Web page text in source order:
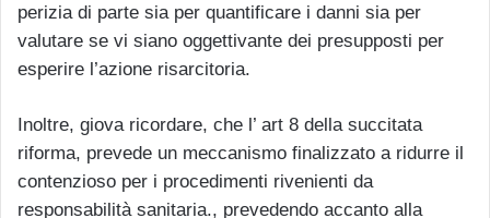
perizia di parte sia per quantificare i danni sia per
valutare se vi siano oggettivante dei presupposti per
esperire l’azione risarcitoria.
Inoltre, giova ricordare, che l’ art 8 della succitata
riforma, prevede un meccanismo finalizzato a ridurre il
contenzioso per i procedimenti rivenienti da
responsabilità sanitaria., prevedendo accanto alla